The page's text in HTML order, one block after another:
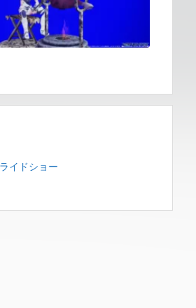
イドショー